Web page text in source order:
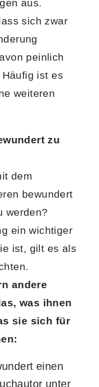
aus.
sich zwar
peinlich
ist es
weiteren
zu
dem
bewundert
werden?
ein wichtiger
ist, gilt es als
andere
was ihnen
sie sich für
einen
unter